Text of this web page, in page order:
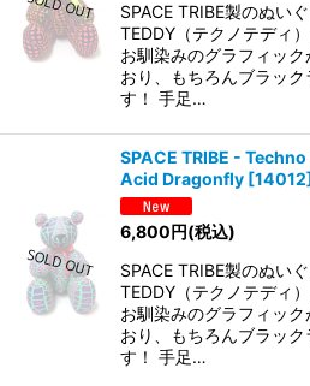
SPACE TRIBE製のぬい
TEDDY（テクノテディ
お馴染みのグラフィッ
おり、もちろんブラッ
す！ 手足…
SPACE TRIBE -
Acid Dragonfly [14012
6,800円(税込)
SPACE TRIBE製のぬい
TEDDY（テクノテディ
お馴染みのグラフィッ
おり、もちろんブラッ
す！ 手足…